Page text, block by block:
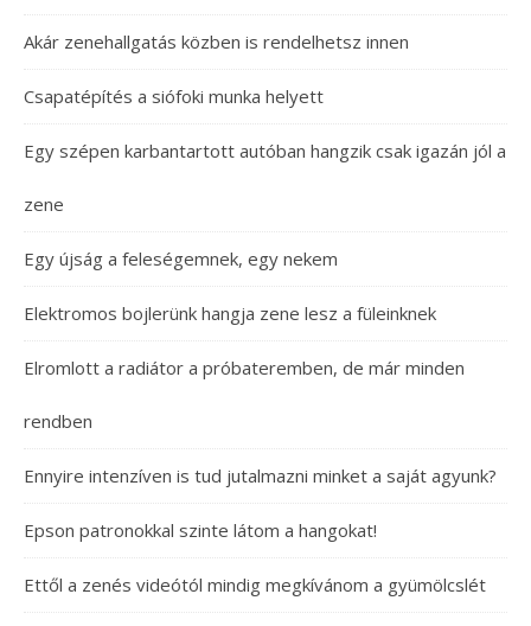
Akár zenehallgatás közben is rendelhetsz innen
Csapatépítés a siófoki munka helyett
Egy szépen karbantartott autóban hangzik csak igazán jól a
zene
Egy újság a feleségemnek, egy nekem
Elektromos bojlerünk hangja zene lesz a füleinknek
Elromlott a radiátor a próbateremben, de már minden
rendben
Ennyire intenzíven is tud jutalmazni minket a saját agyunk?
Epson patronokkal szinte látom a hangokat!
Ettől a zenés videótól mindig megkívánom a gyümölcslét